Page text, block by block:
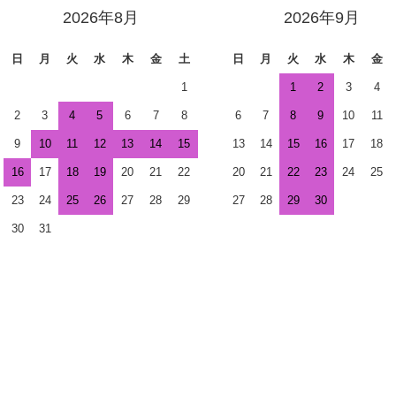
2026年8月
日 月 火 水 木 金 土
1
2 3 4 5 6 7 8
9 10 11 12 13 14 15
16 17 18 19 20 21 22
23 24 25 26 27 28 29
30 31
2026年9月
日 月 火 水 木 金
1 2 3 4
6 7 8 9 10 11
13 14 15 16 17 18
20 21 22 23 24 25
27 28 29 30